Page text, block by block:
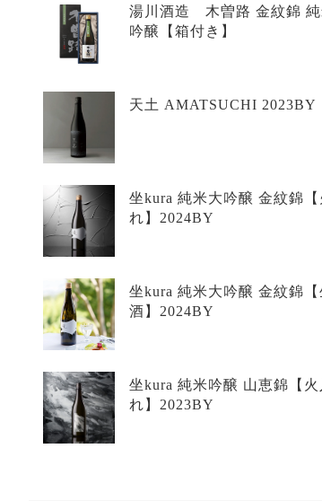
湯川酒造 木曽路 金紋錦 純
吟醸【箱付き】
天土 AMATSUCHI 2023BY
坐kura 純米大吟醸 金紋錦【
れ】2024BY
坐kura 純米大吟醸 金紋錦【
酒】2024BY
坐kura 純米吟醸 山恵錦【火
れ】2023BY